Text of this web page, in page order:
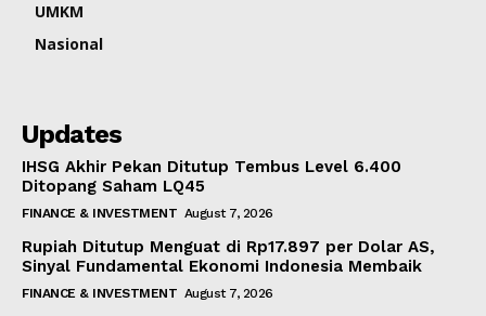
UMKM
Nasional
Updates
IHSG Akhir Pekan Ditutup Tembus Level 6.400
Ditopang Saham LQ45
FINANCE & INVESTMENT August 7, 2026
Rupiah Ditutup Menguat di Rp17.897 per Dolar AS,
Sinyal Fundamental Ekonomi Indonesia Membaik
FINANCE & INVESTMENT August 7, 2026